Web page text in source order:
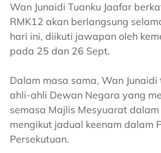
Wan Junaidi Tuanku Jaafar
RMK12 akan berlangsung
hari ini, diikuti jawapan oleh
pada 25 dan 26 Sept.
Dalam masa sama, Wan
ahli-ahli Dewan Negara yang
semasa Majlis Mesyuarat
mengikut jadual keenam dalam
Persekutuan.